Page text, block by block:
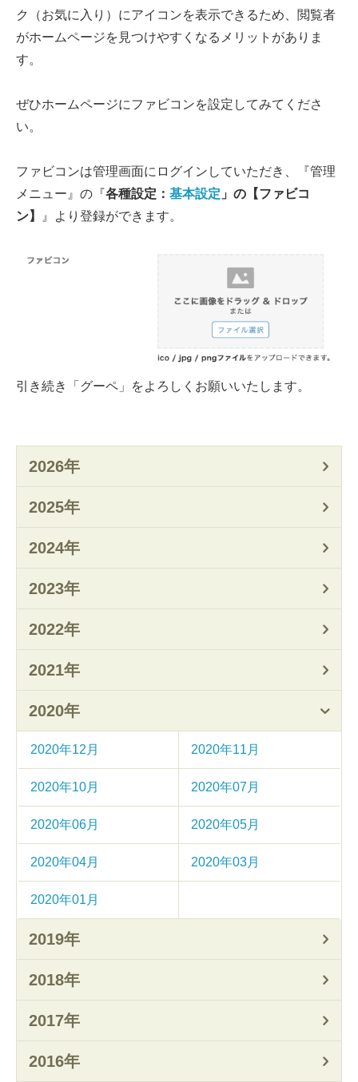
ク（お気に入り）にアイコンを表示できるため、閲覧者
がホームページを見つけやすくなるメリットがありま
す。
ぜひホームページにファビコンを設定してみてくださ
い。
ファビコンは管理画面にログインしていただき、『管理
メニュー』の『各種設定： 基本設定 」の【ファビコ
ン】
』より登録ができます。
引き続き「グーペ」をよろしくお願いいたします。
2026年
2025年
2024年
2023年
2022年
2021年
2020年
2020年12月 2020年11月
2020年10月 2020年07月
2020年06月 2020年05月
2020年04月 2020年03月
2020年01月
2019年
2018年
2017年
2016年